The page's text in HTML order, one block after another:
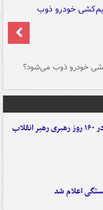
خودرو ذوب می‌شود؟
اعلام شد